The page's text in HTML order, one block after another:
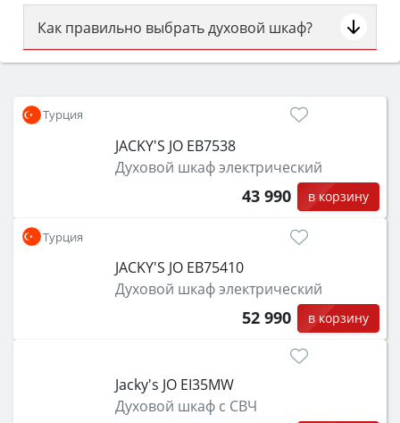
Как правильно выбрать духовой шкаф?
Сначала определитесь с типом (газовый или
затем смотрите на объём 50–70 л для семьи,
класс энергопотребления не ниже A и нужные
функции (конвекция, гриль, самоочистка,
защита от детей).
Турция
JACKY'S JO EB7538
Духовой шкаф электрический
43 990 в корзину
Турция
JACKY'S JO EB75410
Духовой шкаф электрический
52 990 в корзину
Jacky's JO EI35MW
Духовой шкаф с СВЧ